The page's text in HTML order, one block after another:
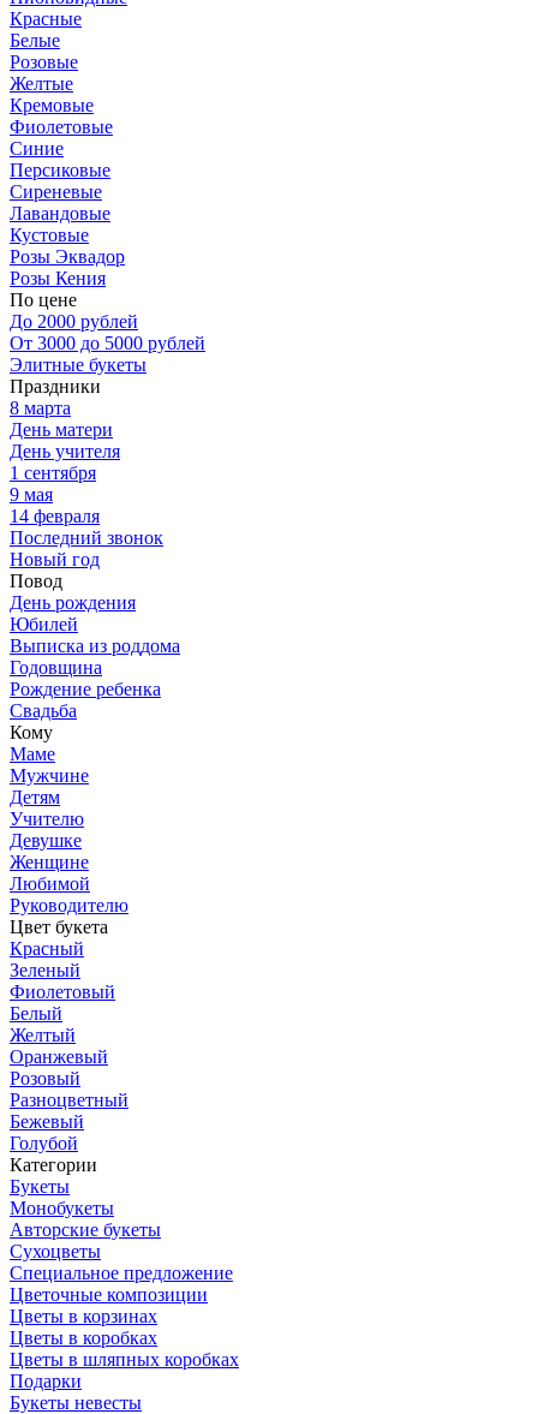
Красные
Белые
Розовые
Желтые
Кремовые
Фиолетовые
Синие
Персиковые
Сиреневые
Лавандовые
Кустовые
Розы Эквадор
Розы Кения
По цене
До 2000 рублей
От 3000 до 5000 рублей
Элитные букеты
Праздники
8 марта
День матери
День учителя
1 сентября
9 мая
14 февраля
Последний звонок
Новый год
Повод
День рождения
Юбилей
Выписка из роддома
Годовщина
Рождение ребенка
Свадьба
Кому
Маме
Мужчине
Детям
Учителю
Девушке
Женщине
Любимой
Руководителю
Цвет букета
Красный
Зеленый
Фиолетовый
Белый
Желтый
Оранжевый
Розовый
Разноцветный
Бежевый
Голубой
Категории
Букеты
Монобукеты
Авторские букеты
Сухоцветы
Специальное предложение
Цветочные композиции
Цветы в корзинах
Цветы в коробках
Цветы в шляпных коробках
Подарки
Букеты невесты